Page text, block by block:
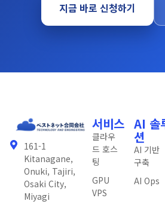
지금 바로 신청하기
161-1
Kitanagane,
Onuki, Tajiri,
Osaki City,
Miyagi
서비스
클라우
드 호스
팅
GPU
VPS
AI 솔
션
AI 기반
구축
AI Ops